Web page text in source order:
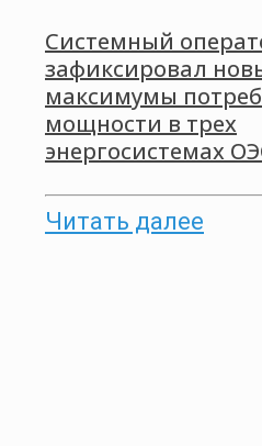
Системный
зафиксировал
максимумы
мощности в трех
энергосистемах
Читать далее